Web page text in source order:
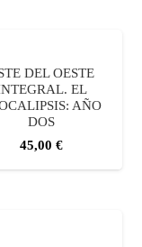
DEL OESTE
EL
AÑO
DOS
45,00 €